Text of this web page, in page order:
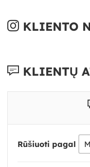
KLIENTO
KLIENTŲ
Rūšiuoti pagal